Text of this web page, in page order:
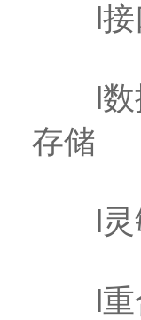
l接口
l数据
存储
l灵敏
l重合